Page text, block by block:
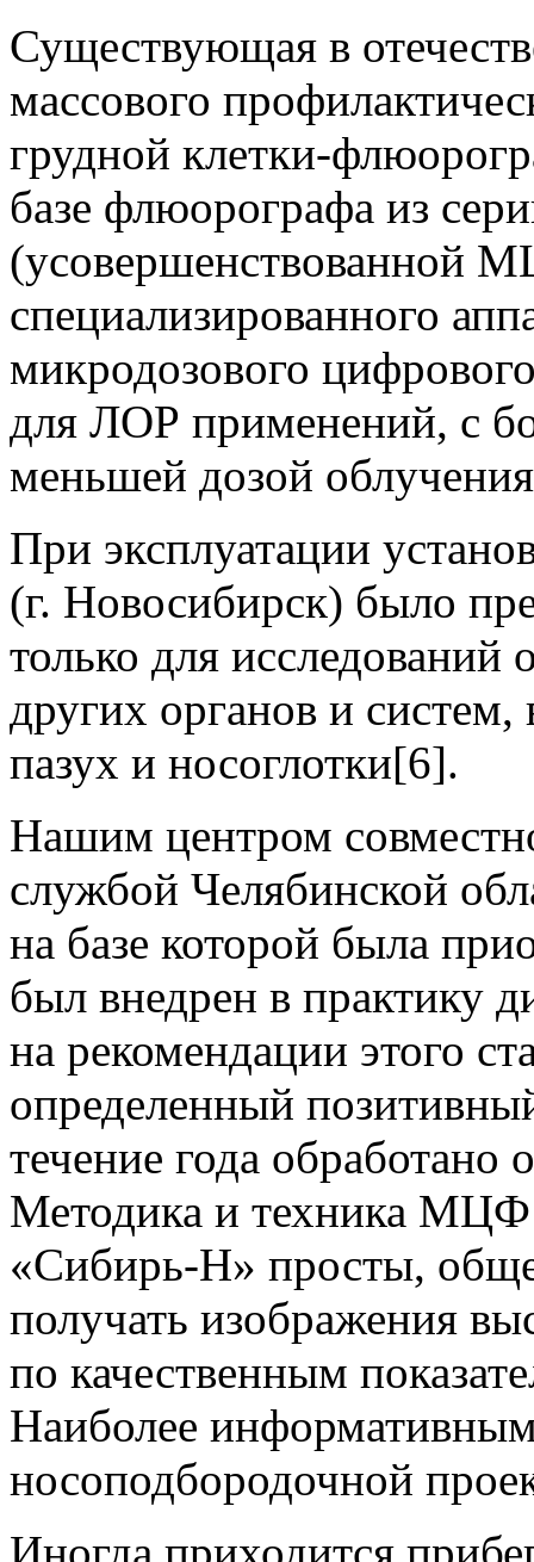
Существующая в
массового
грудной клетки-
базе флюорографа из
(усовершенствованной
специализированного
микродозового
для ЛОР применений, с
меньшей дозой
При эксплуатации
(г. Новосибирск) было
только для исследований
других органов и
пазух и носоглотки[6].
Нашим центром
службой Челябинской
на базе которой была
был внедрен в практику
на рекомендации этого
определенный
течение года
Методика и техника
«Сибирь-Н» просты,
получать изображения
по качественным
Наиболее
носоподбородочной
Иногда приходится